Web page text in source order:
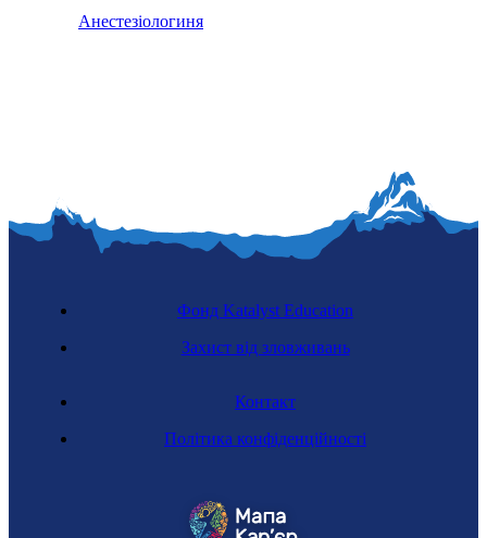
Анестезіологиня
Контакт
Політика конфіденційності
Фонд Katalyst Education
Захист від зловживань